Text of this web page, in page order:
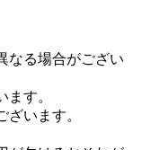
なる場合がござい
す。
います。